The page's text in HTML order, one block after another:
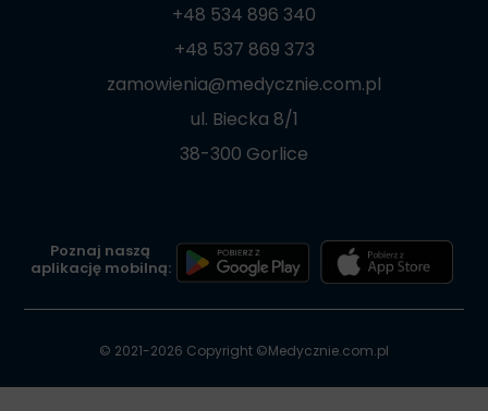
+48 534 896 340
+48 537 869 373
zamowienia@medycznie.com.pl
ul. Biecka 8/1
38-300 Gorlice
Poznaj naszą
aplikację mobilną:
© 2021-2026 Copyright ©Medycznie.com.pl